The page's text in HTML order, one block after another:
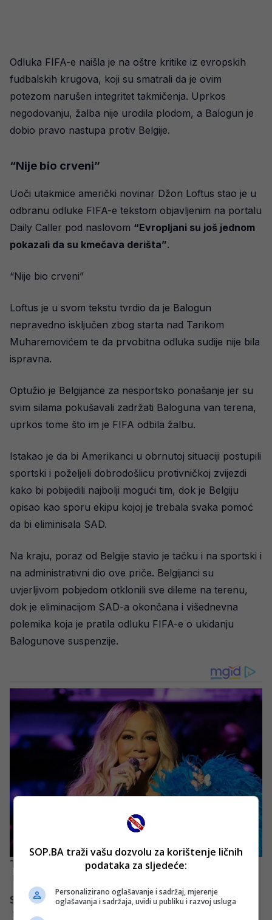
Odluka FIFA-e naišla je na oštre kritike iz evropskih
fudbalskih krugova, koji su smatrali da je ovim
potezom narušen integritet takmičenja. Uprkos
negodovanju, žalba nije urodila plodom, a Balogun je
dobio pravo nastupa protiv Belgije.
“Nije bio crveni”
Uoči utakmice američki novinar Džon Loftus stao je u
odbranu odluke FIFA-e tekstom objavljenim na portalu
Daily Caller pod naslovom “Evropljani su još jednom
pokazali da su kmečava derišta”.
“Nije bio crveni”
Loftus je u svom tekstu tvrdio da je Balogun
nepravedno isključen zbog starta nad Tarikom
Muharemovićem te da prvobitna odluka sudije nije bila
ispravna.
Optužio je Belgijance za nesportsko ponašanje jer su
svim silama pokušavali zadržati Baloguna van terena,
uprkos tome što im je FIFA odbila žalbu.
Istakao je da bi Amerikanci u obrnutoj situaciji postupili
sportski i poželjeli dobrodošlicu protivničkoj zvijezdi
kako bi pobijedili najbolji mogući tim, dok je Belgiju
opisao kao sporu ekipu kojoj je trebala svaka pomoć
da bi eliminisala SAD.
Na kraju, poraz od Belgije stavio je tačku i na sportski i
na administrativni dio ove priče. Belgijanci su
uvjerljivom pobjedom otklonili sve dileme na terenu,
dok je eliminacijom SAD-a okončana i višednevna
polemika koja je pratila odluku FIFA-e o ukidanju
Balogunove suspenzije.
SOP.BA traži vašu dozvolu za korištenje ličnih
podataka za sljedeće:
Personalizirano oglašavanje i sadržaj, mjerenje
oglašavanja i sadržaja, uvidi u publiku i razvoj usluga